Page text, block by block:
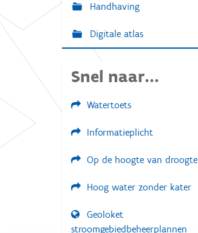
Handhaving
Digitale atlas
Snel naar...
Watertoets
Informatieplicht
Op de hoogte van droogte
Hoog water zonder kater
Geoloket
stroomgebiedbeheerplannen